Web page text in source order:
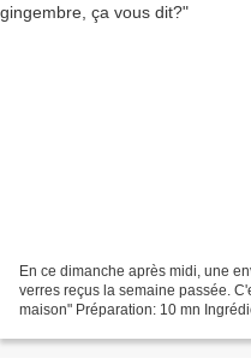
En ce dimanche après midi, une
verres reçus la semaine passée.
maison" Préparation: 10 mn